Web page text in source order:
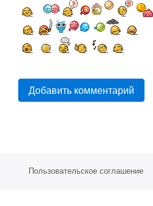
Добавить комментарий
Пользовательское соглашение